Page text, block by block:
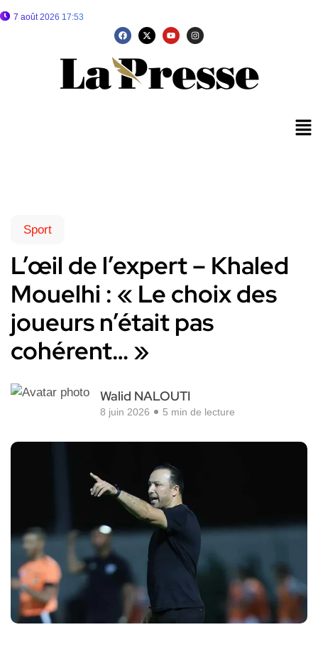
7 août 2026 17:53
Sport
L’œil de l’expert – Khaled
Mouelhi : « Le choix des
joueurs n’était pas
cohérent… »
Walid NALOUTI
8 juin 2026 5 min de lecture